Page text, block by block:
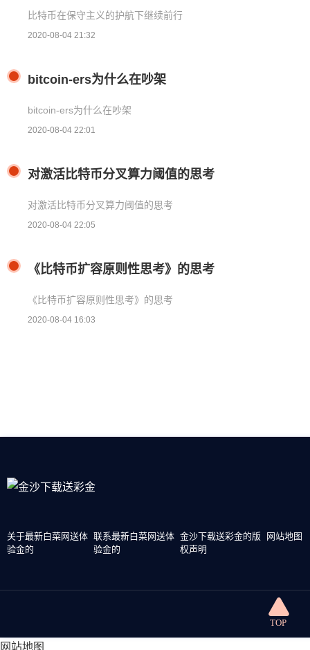
比特币在保守主义的护航下继续前行
2020-08-04 21:32
bitcoin-ers为什么在吵架
bitcoin-ers为什么在吵架
2020-08-04 22:01
对激活比特币分叉算力阈值的思考
对激活比特币分叉算力阈值的思考
2020-08-04 22:05
《比特币扩容原则性思考》的思考
《比特币扩容原则性思考》的思考
2020-08-04 16:03
关于最新白菜网送体
验金的
联系最新白菜网送体
验金的
金沙下载送彩金的版
权声明
网站地图
网站地图